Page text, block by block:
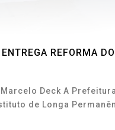
REFORMA
Deck A
de Longa